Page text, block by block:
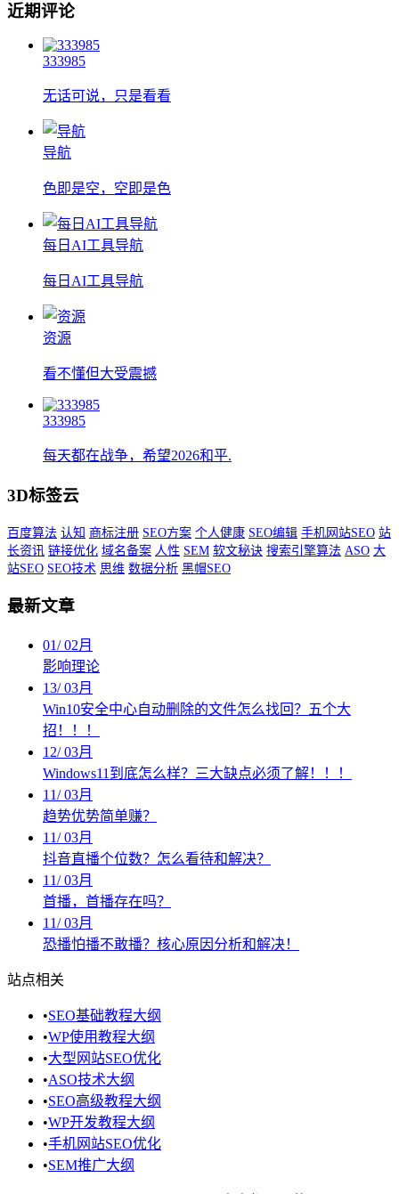
近期评论
333985
无话可说，只是看看
导航
色即是空，空即是色
每日AI工具导航
每日AI工具导航
资源
看不懂但大受震撼
333985
每天都在战争，希望2026和平.
3D标签云
百度算法 认知 商标注册 SEO方案 个人健康 SEO编辑 手机网站SEO 站
长资讯 链接优化 域名备案 人性 SEM 软文秘诀 搜索引擎算法 ASO 大
站SEO SEO技术 思维 数据分析 黑帽SEO
最新文章
01/02月
影响理论
13/03月
Win10安全中心自动删除的文件怎么找回？五个大
招！！！
12/03月
Windows11到底怎么样？三大缺点必须了解！！！
11/03月
趋势优势简单赚？
11/03月
抖音直播个位数？怎么看待和解决？
11/03月
首播，首播存在吗？
11/03月
恐播怕播不敢播？核心原因分析和解决！
站点相关
•SEO基础教程大纲
•WP使用教程大纲
•大型网站SEO优化
•ASO技术大纲
•SEO高级教程大纲
•WP开发教程大纲
•手机网站SEO优化
•SEM推广大纲